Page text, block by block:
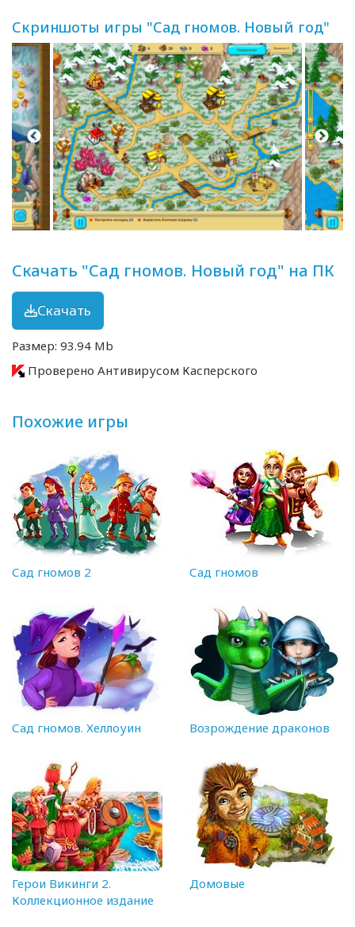
Скриншоты игры "Сад гномов. Новый год"
Скачать "Сад гномов. Новый год" на ПК
Скачать
Размер: 93.94 Mb
Проверено Антивирусом Касперского
Похожие игры
Сад гномов 2 Сад гномов
Сад гномов. Хеллоуин Возрождение драконов
Герои Викинги 2.
Коллекционное издание
Домовые